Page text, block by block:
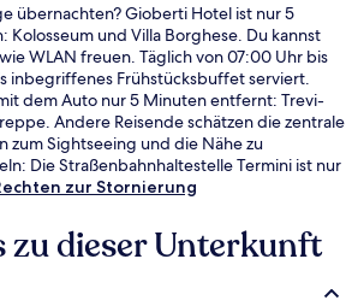
übernachten? Gioberti Hotel ist nur 5
und Villa Borghese. Du kannst
WLAN freuen. Täglich von 07:00 Uhr bis
inbegriffenes Frühstücksbuffet serviert.
dem Auto nur 5 Minuten entfernt: Trevi-
Andere Reisende schätzen die zentrale
zum Sightseeing und die Nähe zu
Die Straßenbahnhaltestelle Termini ist nur
Farini ist 3 Gehminuten
zur Stornierung
zu dieser Unterkunft